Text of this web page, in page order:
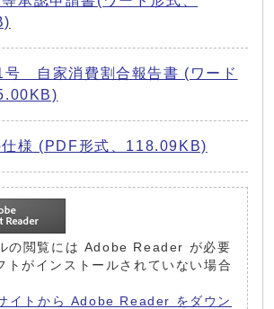
号 自家消費割合報告書 (ワード
仕様 (PDF形式、118.09KB)
の閲覧には Adobe Reader が必要
トがインストールされていない場合
イトから Adobe Reader をダウン